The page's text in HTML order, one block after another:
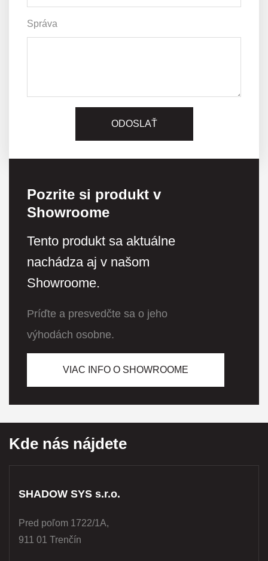
Správa
Pozrite si produkt v
Showroome
Tento produkt sa aktuálne
nachádza aj v našom
Showroome.
Príďte a presvedčte sa o jeho
výhodách osobne.
VIAC INFO O SHOWROOME
Kde nás nájdete
SHADOW SYS s.r.o.
Pred poľom 1722/1A,
911 01 Trenčín